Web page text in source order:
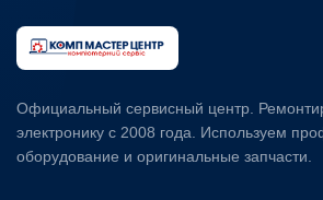
Официальный сервисный центр.
электронику с 2008 года. Используем
оборудование и оригинальные запчасти.